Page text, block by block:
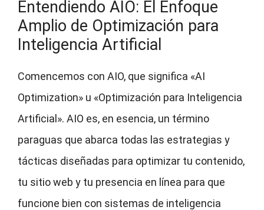
Entendiendo AIO: El Enfoque
Amplio de Optimización para
Inteligencia Artificial
Comencemos con AIO, que significa «AI
Optimization» u «Optimización para Inteligencia
Artificial». AIO es, en esencia, un término
paraguas que abarca todas las estrategias y
tácticas diseñadas para optimizar tu contenido,
tu sitio web y tu presencia en línea para que
funcione bien con sistemas de inteligencia